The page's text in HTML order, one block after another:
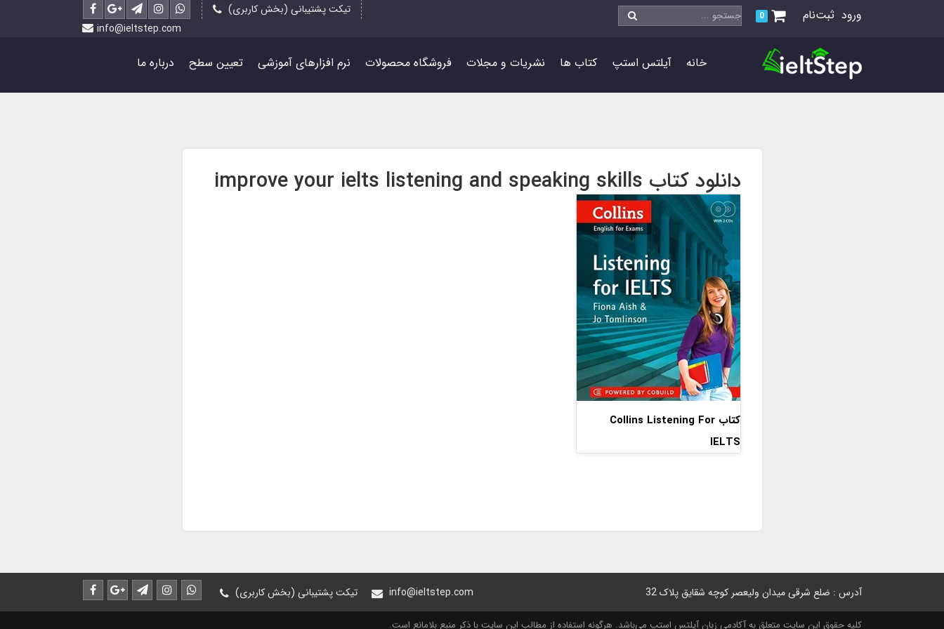
ورود ثبت‌نام 0
تیکت پشتیبانی (بخش کاربری)
info@ieltstep.com
خانه آیلتس استپ کتاب ها نشریات و مجلات فروشگاه محصولات نرم افزارهای آموزشی تعیین سطح درباره ما
دانلود کتاب improve your ielts listening and speaking skills
کتاب Collins Listening For
IELTS
آدرس : ضلع شرقی میدان ولیعصر کوچه شقایق پلاک 32 تیکت پشتیبانی (بخش کاربری) info@ieltstep.com
کلیه حقوق این سایت متعلق به آکادمی زبان آیلتس استپ می‌باشد. هرگونه استفاده از مطالب این سایت با ذکر منبع بلامانع است.